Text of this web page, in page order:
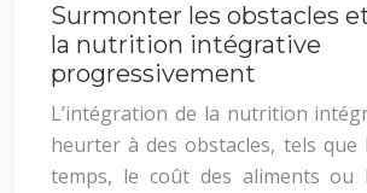
Surmonter les obstacles
la nutrition intégrative
progressivement
L’intégration de la nutrition
heurter à des obstacles, tels que
temps, le coût des aliments ou